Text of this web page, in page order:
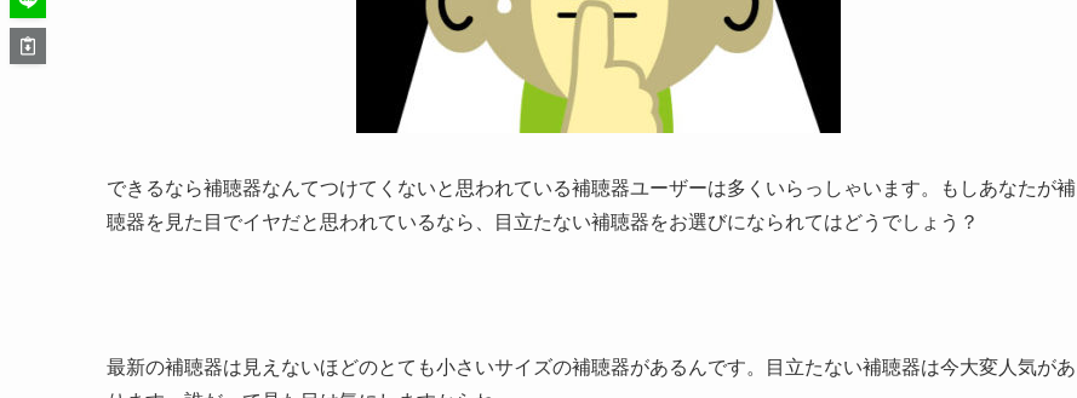
できるなら補聴器なんてつけてくないと思われている補聴器ユーザーは多くいらっしゃいます。もしあなたが補
聴器を見た目でイヤだと思われているなら、目立たない補聴器をお選びになられてはどうでしょう？
最新の補聴器は見えないほどのとても小さいサイズの補聴器があるんです。目立たない補聴器は今大変人気があ